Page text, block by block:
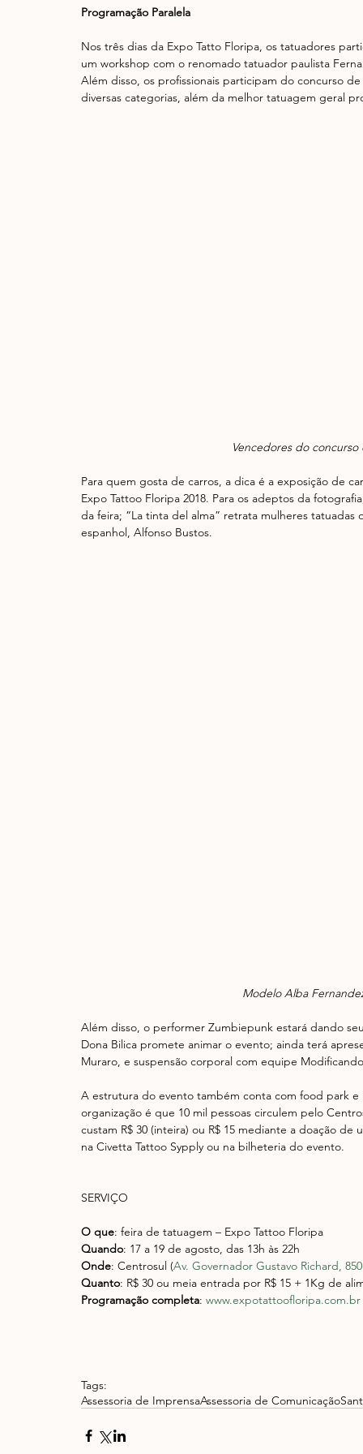
Programação Paralela
Nos três dias da Expo Tatto Floripa, os tatuadores
um workshop com o renomado tatuador paulista
Além disso, os profissionais participam do concurso
diversas categorias, além da melhor tatuagem geral
Vencedores do
Para quem gosta de carros, a dica é a exposição de
Expo Tattoo Floripa 2018. Para os adeptos da
da feira; “La tinta del alma” retrata mulheres
espanhol, Alfonso Bustos.
Modelo Alba
Além disso, o performer Zumbiepunk estará dando
Dona Bilica promete animar o evento; ainda terá
Muraro, e suspensão corporal com equipe
A estrutura do evento também conta com food park
organização é que 10 mil pessoas circulem pelo
custam R$ 30 (inteira) ou R$ 15 mediante a doação
na Civetta Tattoo Sypply ou na bilheteria do evento.
SERVIÇO
O que: feira de tatuagem – Expo Tattoo Floripa
Quando: 17 a 19 de agosto, das 13h às 22h
Onde: Centrosul (Av. Governador Gustavo Richard,
Quanto: R$ 30 ou meia entrada por R$ 15 + 1Kg de
Programação completa: www.expotattoofloripa.com.br
Tags:
Assessoria de ImprensaAssessoria de Comunicação